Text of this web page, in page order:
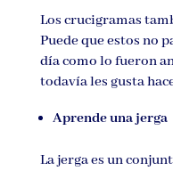
Los crucigramas
Puede que estos no
día como lo fueron
todavía les gusta
Aprende una jerga
La jerga es un